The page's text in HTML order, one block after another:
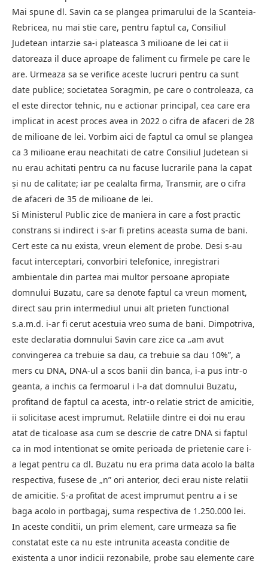
Mai spune dl. Savin ca se plangea primarului de la Scanteia-
Rebricea, nu mai stie care, pentru faptul ca, Consiliul
Judetean intarzie sa-i plateasca 3 milioane de lei cat ii
datoreaza il duce aproape de faliment cu firmele pe care le
are. Urmeaza sa se verifice aceste lucruri pentru ca sunt
date publice; societatea Soragmin, pe care o controleaza, ca
el este director tehnic, nu e actionar principal, cea care era
implicat in acest proces avea in 2022 o cifra de afaceri de 28
de milioane de lei. Vorbim aici de faptul ca omul se plangea
ca 3 milioane erau neachitati de catre Consiliul Judetean si
nu erau achitati pentru ca nu facuse lucrarile pana la capat
şi nu de calitate; iar pe cealalta firma, Transmir, are o cifra
de afaceri de 35 de milioane de lei.
Si Ministerul Public zice de maniera in care a fost practic
constrans si indirect i s-ar fi pretins aceasta suma de bani.
Cert este ca nu exista, vreun element de probe. Desi s-au
facut interceptari, convorbiri telefonice, inregistrari
ambientale din partea mai multor persoane apropiate
domnului Buzatu, care sa denote faptul ca vreun moment,
direct sau prin intermediul unui alt prieten functional
s.a.m.d. i-ar fi cerut acestuia vreo suma de bani. Dimpotriva,
este declaratia domnului Savin care zice ca „am avut
convingerea ca trebuie sa dau, ca trebuie sa dau 10%”, a
mers cu DNA, DNA-ul a scos banii din banca, i-a pus intr-o
geanta, a inchis ca fermoarul i l-a dat domnului Buzatu,
profitand de faptul ca acesta, intr-o relatie strict de amicitie,
ii solicitase acest imprumut. Relatiile dintre ei doi nu erau
atat de ticaloase asa cum se descrie de catre DNA si faptul
ca in mod intentionat se omite perioada de prietenie care i-
a legat pentru ca dl. Buzatu nu era prima data acolo la balta
respectiva, fusese de „n” ori anterior, deci erau niste relatii
de amicitie. S-a profitat de acest imprumut pentru a i se
baga acolo in portbagaj, suma respectiva de 1.250.000 lei.
In aceste conditii, un prim element, care urmeaza sa fie
constatat este ca nu este intrunita aceasta conditie de
existenta a unor indicii rezonabile, probe sau elemente care